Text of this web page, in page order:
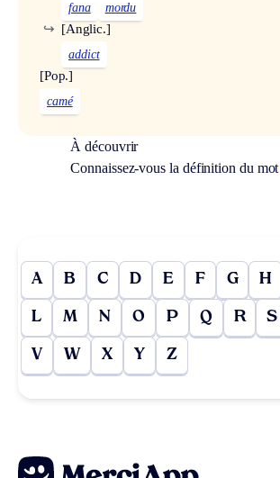
fana mordu
[Anglic.]
↪
addict
[Pop.]
camé
À découvrir
Connaissez-vous la définition du
A B C D E F G H
L M N O P Q R S
V W X Y Z